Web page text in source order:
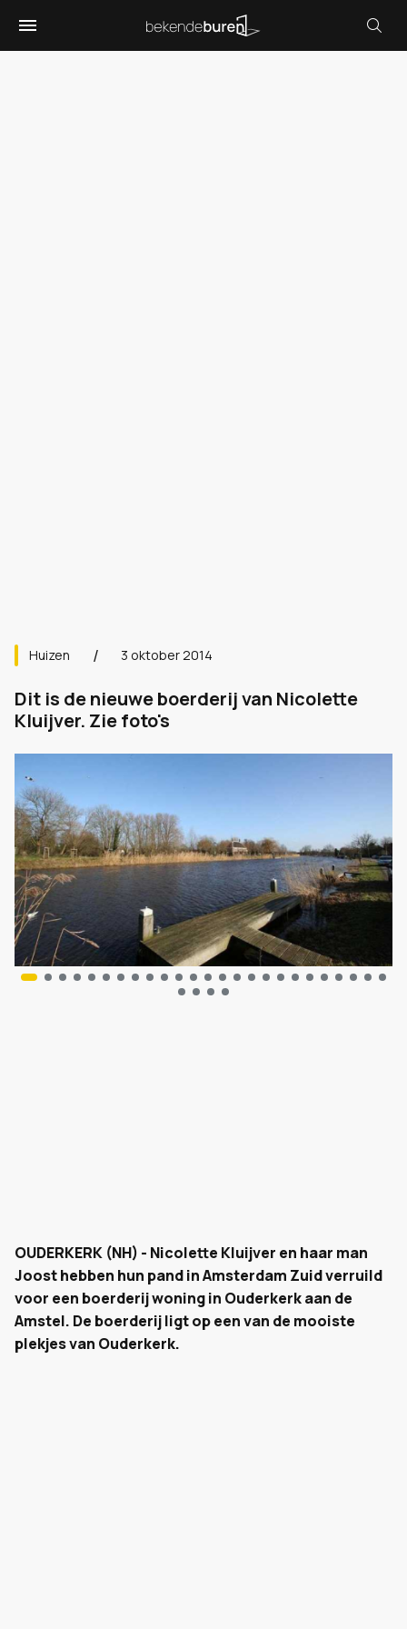
Huizen 3 oktober 2014
Dit is de nieuwe boerderij van Nicolette
Kluijver. Zie foto's
OUDERKERK (NH) - Nicolette Kluijver en haar man
Joost hebben hun pand in Amsterdam Zuid verruild
voor een boerderij woning in Ouderkerk aan de
Amstel. De boerderij ligt op een van de mooiste
plekjes van Ouderkerk.